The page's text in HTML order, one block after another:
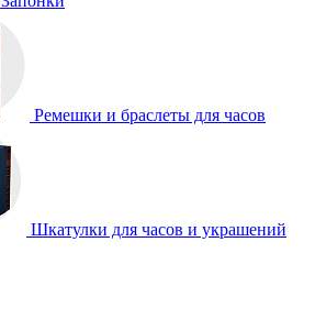
Ремешки и браслеты для часов
Шкатулки для часов и украшений